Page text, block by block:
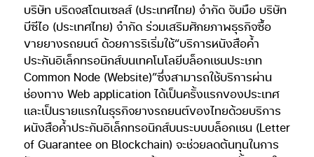
บริษัท บริดจสโตนเซลส์ (ประเทศไทย) จำกัด จับมือ บริษัท
บีซีไอ (ประเทศไทย) จำกัด ร่วมเสริมศักยภาพธุรกิจซื้อ
ขายยางรถยนต์ ด้วยการริเริ่มใช้“บริการหนังสือค้ำ
ประกันอิเล็กทรอนิกส์บนเทคโนโลยีบล็อกเชนประเภท
Common Node (Website)”ซึ่งสามารถใช้บริการผ่าน
ช่องทาง Web application ได้เป็นครั้งแรกของประเทศ
และเป็นรายแรกในธุรกิจยางรถยนต์ของไทยด้วยบริการ
หนังสือค้ำประกันอิเล็กทรอนิกส์บนระบบบล็อกเชน (Letter
of Guarantee on Blockchain) จะช่วยลดต้นทุนในการ